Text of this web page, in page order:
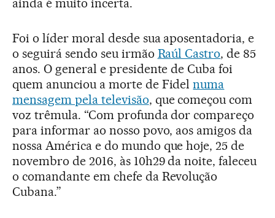
Foi o líder moral desde sua aposentadoria, e
o seguirá sendo seu irmão Raúl Castro, de 85
anos. O general e presidente de Cuba foi
quem anunciou a morte de Fidelnuma
mensagem pela televisão, que começou com
voz trêmula. “Com profunda dor compareço
para informar ao nosso povo, aos amigos da
nossa América e do mundo que hoje, 25 de
novembro de 2016, às 10h29 da noite, faleceu
o comandante em chefe da Revolução
Cubana.”